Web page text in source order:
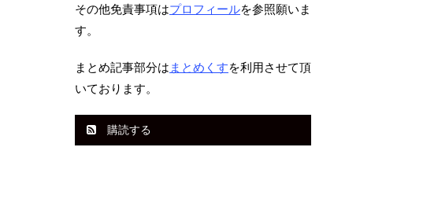
その他免責事項はプロフィールを参照願いま
す。
まとめ記事部分は まとめくすを利用させて頂
いております。
購読する